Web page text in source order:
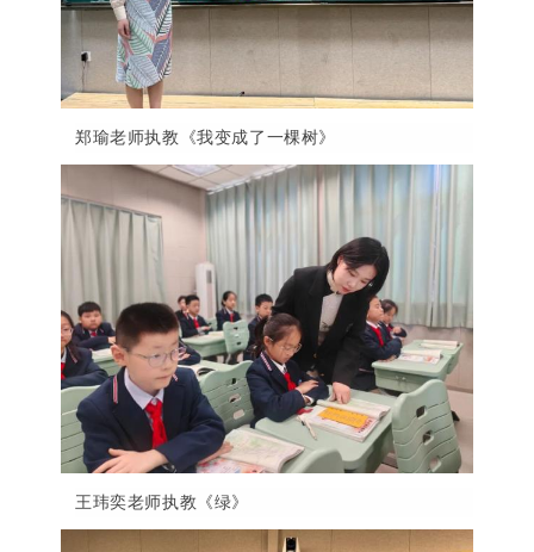
郑瑜老师执教《我变成了一棵树》
王玮奕老师执教《绿》